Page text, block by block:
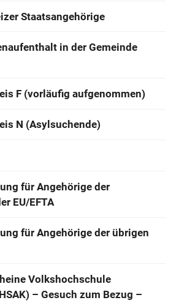
Staatsangehörige
in der Gemeinde
F (vorläufig aufgenommen)
N (Asylsuchende)
für Angehörige der
EU/EFTA
für Angehörige der übrigen
Volkshochschule
– Gesuch zum Bezug –